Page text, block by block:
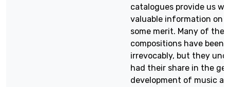
catalogues provide us
valuable information on
some merit. Many of
compositions have been
irrevocably, but they
had their share in the
development of music